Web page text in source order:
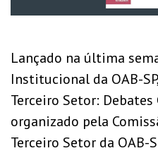
Lançado na última
Institucional da OAB-
Terceiro Setor:
organizado pela
Terceiro Setor da OAB-